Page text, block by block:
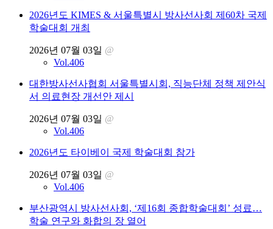
2026년도 KIMES & 서울특별시 방사선사회 제60차 국제
학술대회 개최
2026년 07월 03일 @
Vol.406
대한방사선사협회 서울특별시회, 직능단체 정책 제안식
서 의료현장 개선안 제시
2026년 07월 03일 @
Vol.406
2026년도 타이베이 국제 학술대회 참가
2026년 07월 03일 @
Vol.406
부산광역시 방사선사회, ‘제16회 종합학술대회’ 성료…
학술 연구와 화합의 장 열어